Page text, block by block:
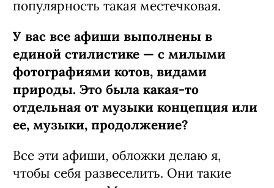
популярность такая местечковая.
У вас все афиши выполнены в
единой стилистике — с милыми
фотографиями котов, видами
природы. Это была какая-то
отдельная от музыки концепция или
ее, музыки, продолжение?
Все эти афиши, обложки делаю я,
чтобы себя развеселить. Они такие